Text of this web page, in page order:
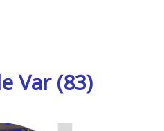
Var (83)